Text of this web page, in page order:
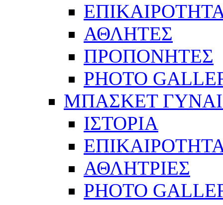
ΑΘΛΗΤΕΣ
ΠΡΟΠΟΝΗΤΕΣ
PHOTO
ΜΠΑΣΚΕΤ
ΙΣΤΟΡΙΑ
ΑΘΛΗΤΡΙΕΣ
PHOTO